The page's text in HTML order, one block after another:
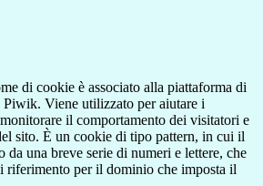
di cookie è associato alla piattaforma di
Piwik. Viene utilizzato per aiutare i
il comportamento dei visitatori e
sito. È un cookie di tipo pattern, in cui il
da una breve serie di numeri e lettere, che
riferimento per il dominio che imposta il